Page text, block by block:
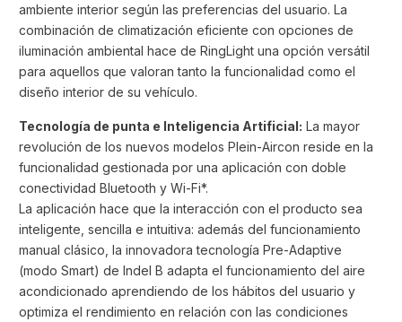
ambiente interior según las preferencias del usuario. La
combinación de climatización eficiente con opciones de
iluminación ambiental hace de RingLight una opción versátil
para aquellos que valoran tanto la funcionalidad como el
diseño interior de su vehículo.
Tecnología de punta e Inteligencia Artificial: La mayor
revolución de los nuevos modelos Plein-Aircon reside en la
funcionalidad gestionada por una aplicación con doble
conectividad Bluetooth y Wi-Fi*.
La aplicación hace que la interacción con el producto sea
inteligente, sencilla e intuitiva: además del funcionamiento
manual clásico, la innovadora tecnología Pre-Adaptive
(modo Smart) de Indel B adapta el funcionamiento del aire
acondicionado aprendiendo de los hábitos del usuario y
optimiza el rendimiento en relación con las condiciones